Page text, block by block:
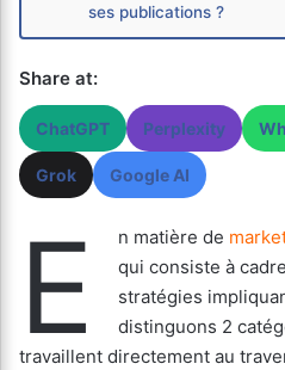
ses publications ?
Share at:
ChatGPT Perplexity
Grok Google AI
E n matière de
qui consiste à
stratégies
distinguons 2
travaillent directement au